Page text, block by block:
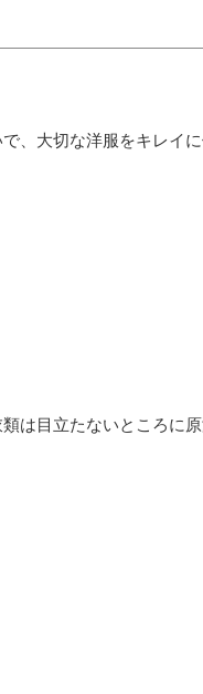
、大切な洋服をキレイに
は目立たないところに